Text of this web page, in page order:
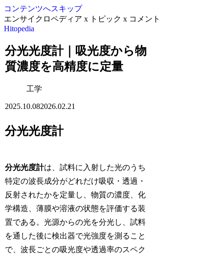
コンテンツへスキップ
エンサイクロペディア x トピック x コメント
Hitopedia
分光光度計｜吸光度から物
質濃度を高精度に定量
工学
2025.10.082026.02.21
分光光度計
分光光度計は、試料に入射した光のうち
特定の波長成分がどれだけ吸収・透過・
反射されたかを定量し、物質の濃度、化
学構造、薄膜や溶液の状態を評価する装
置である。光源からの光を分光し、試料
を通した後に検出器で光強度を測ること
で、波長ごとの吸光度や透過率のスペク